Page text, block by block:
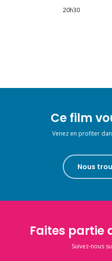
20h30
Ce film
Venez en profiter
Nous
Faites partie
Suivez-nous